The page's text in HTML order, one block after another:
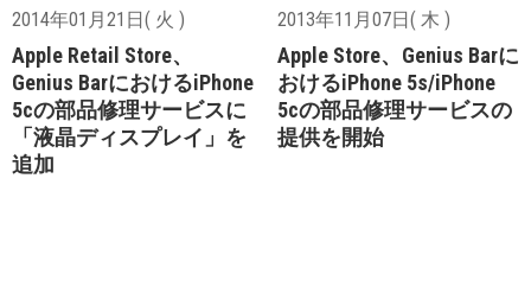
2014年01月21日( 火 )
Apple Retail Store、
Genius BarにおけるiPhone
5cの部品修理サービスに
「液晶ディスプレイ」を
追加
2013年11月07日( 木 )
Apple Store、Genius Barに
おけるiPhone 5s/iPhone
5cの部品修理サービスの
提供を開始